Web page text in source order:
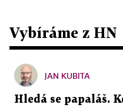
Vybíráme z HN
JAN KUBITA
Hledá se papaláš.